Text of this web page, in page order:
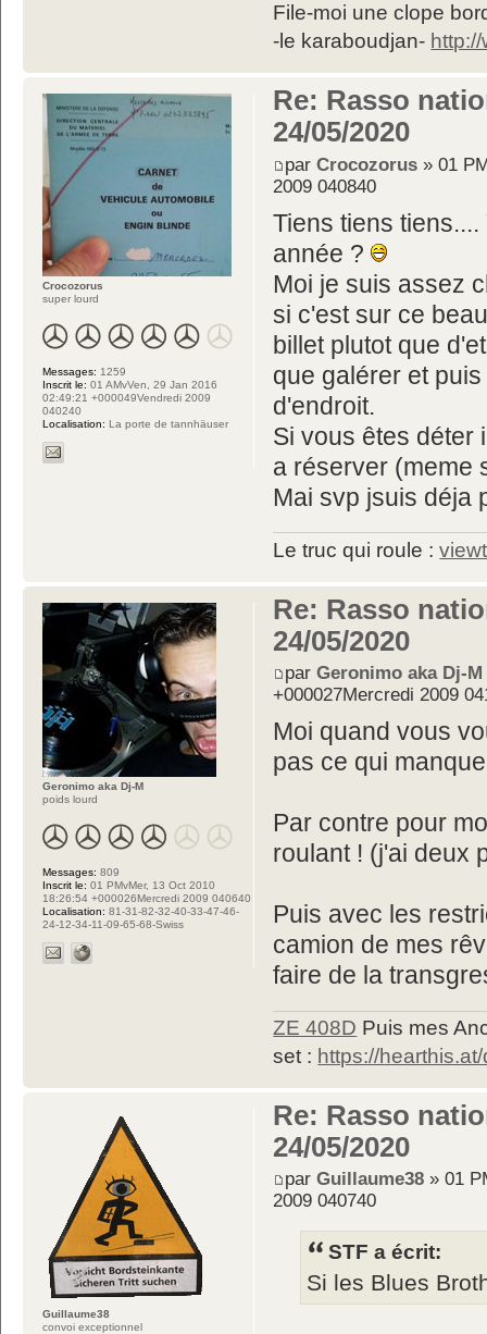
File-moi une clope
-le karaboudjan-
Re: Rasso
24/05/2020
parCrocozorus » 01
2009 040840
Tiens tiens
année ?
Moi je suis assez
si c'est sur ce
billet plutot que
que galérer et
d'endroit.
Si vous êtes déter
a réserver (meme
Mai svp jsuis déja
Le truc qui roule :
Crocozorus
super lourd
Messages: 1259
Inscrit le: 01 AMvVen, 29 Jan 2016
02:49:21 +000049Vendredi 2009
040240
Localisation: La porte de tannhäuser
Re: Rasso
24/05/2020
parGeronimo aka Dj-M
+000027Mercredi 2009
Moi quand vous
pas ce qui
Par contre pour
roulant ! (j'ai deux
Puis avec les
camion de mes
faire de la
ZE 408D Puis mes
set : https://
Geronimo aka Dj-M
poids lourd
Messages: 809
Inscrit le: 01 PMvMer, 13 Oct 2010
18:26:54 +000026Mercredi 2009 040640
Localisation: 81-31-82-32-40-33-47-46-
24-12-34-11-09-65-68-Swiss
Re: Rasso
24/05/2020
parGuillaume38 » 01
2009 040740
STF a écrit:
Si les Blues
Guillaume38
convoi exceptionnel